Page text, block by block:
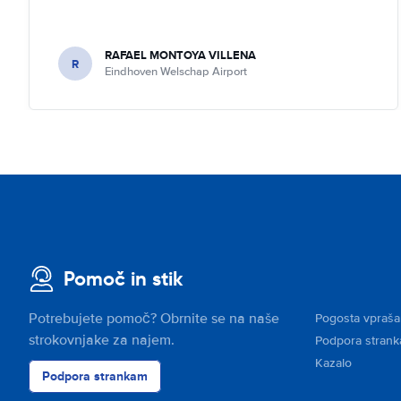
R RAFAEL MONTOYA VILLENA
Eindhoven Welschap Airport
Pomoč in stik
Potrebujete pomoč? Obrnite se na naše
strokovnjake za najem.
Podpora strankam
Pogosta
Podpora
Kazalo